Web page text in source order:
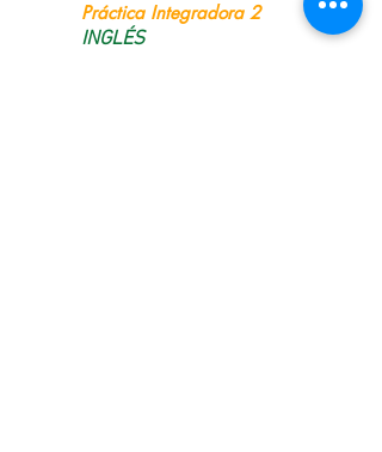
Práctica Integradora 2
INGLÉS